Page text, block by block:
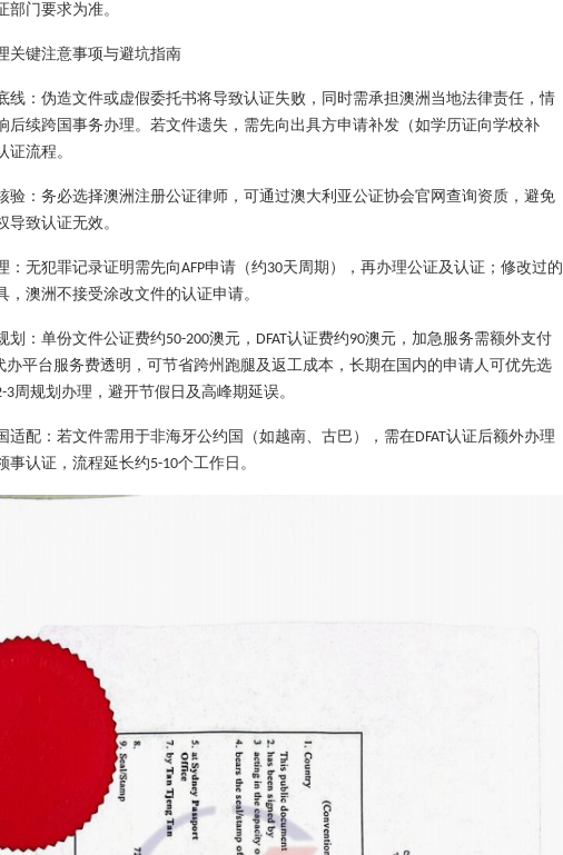
部门要求为准。
关键注意事项与避坑指南
线：伪造文件或虚假委托书将导致认证失败，同时需承担澳洲当地法律责任，情
后续跨国事务办理。若文件遗失，需先向出具方申请补发（如学历证向学校补
证流程。
验：务必选择澳洲注册公证律师，可通过澳大利亚公证协会官网查询资质，避免
导致认证无效。
：无犯罪记录证明需先向AFP申请（约30天周期），再办理公证及认证；修改过的
，澳洲不接受涂改文件的认证申请。
划：单份文件公证费约50-200澳元， DFAT认证费约90澳元，加急服务需额外支付
办平台服务费透明，可节省跨州跑腿及返工成本，长期在国内的申请人可优先选
3周规划办理，避开节假日及高峰期延误。
适配：若文件需用于非海牙公约国（如越南、古巴），需在DFAT认证后额外办理
事认证，流程延长约5-10个工作日。